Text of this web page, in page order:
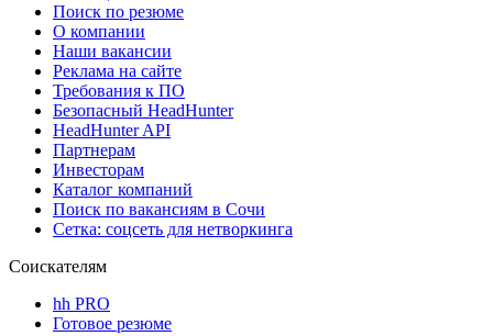
Поиск по резюме
О компании
Наши вакансии
Реклама на сайте
Требования к ПО
Безопасный HeadHunter
HeadHunter API
Партнерам
Инвесторам
Каталог компаний
Поиск по вакансиям в Сочи
Сетка: соцсеть для нетворкинга
Соискателям
hh PRO
Готовое резюме